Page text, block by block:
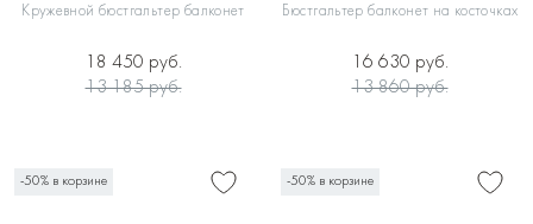
Кружевной бюстгальтер балконет
18 450 руб.
13 185 руб.
Бюстгальтер балконет на косточках
16 630 руб.
13 860 руб.
-50% в корзине -50% в корзине